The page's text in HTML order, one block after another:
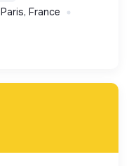
Paris, France